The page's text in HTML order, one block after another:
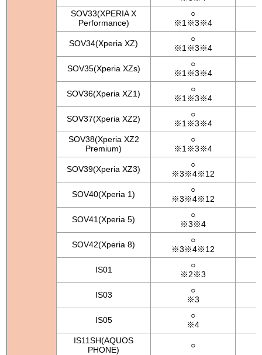
SOV33(XPERIA X
Performance)
○
※1※3※4
SOV34(Xperia XZ)
○
※1※3※4
SOV35(Xperia XZs)
○
※1※3※4
SOV36(Xperia XZ1)
○
※1※3※4
SOV37(Xperia XZ2)
○
※1※3※4
SOV38(Xperia XZ2
Premium)
○
※1※3※4
SOV39(Xperia XZ3)
○
※3※4※12
SOV40(Xperia 1)
○
※3※4※12
SOV41(Xperia 5)
○
※3※4
SOV42(Xperia 8)
○
※3※4※12
IS01
○
※2※3
IS03
○
※3
IS05
○
※4
IS11SH(AQUOS
PHONE)
○